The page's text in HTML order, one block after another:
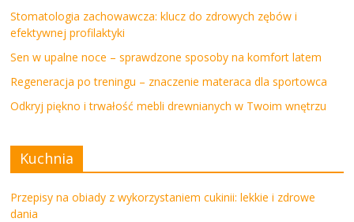
Stomatologia zachowawcza: klucz do zdrowych zębów i
efektywnej profilaktyki
Sen w upalne noce – sprawdzone sposoby na komfort latem
Regeneracja po treningu – znaczenie materaca dla sportowca
Odkryj piękno i trwałość mebli drewnianych w Twoim wnętrzu
Kuchnia
Przepisy na obiady z wykorzystaniem cukinii: lekkie i zdrowe
dania